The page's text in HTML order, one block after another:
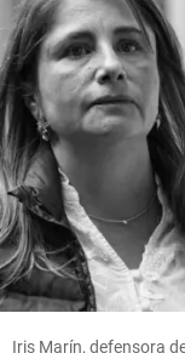
Iris Marín, defensora